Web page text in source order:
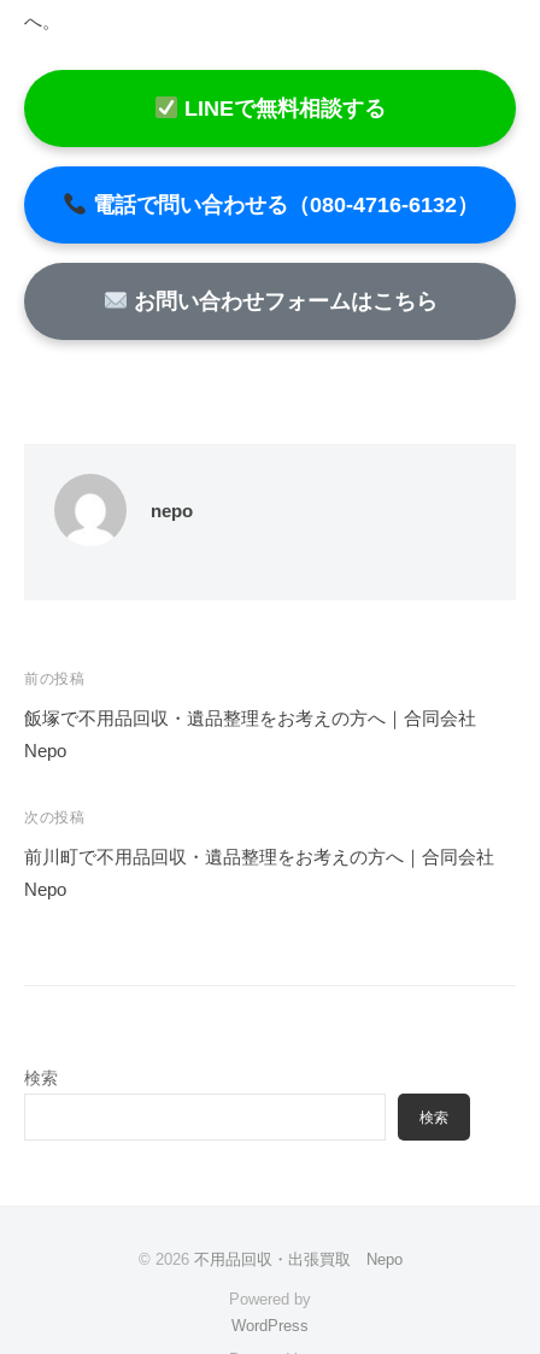
へ。
LINEで無料相談する
電話で問い合わせる（080-4716-6132）
お問い合わせフォームはこちら
nepo
投
稿
ナ
ゲ
ー
シ
前の投稿
飯塚で不用品回収・遺品整理をお考えの方へ｜合同会社
Nepo
次の投稿
前川町で不用品回収・遺品整理をお考えの方へ｜合同会社
Nepo
検索
検索
© 2026 不用品回収・出張買取 Nepo
Powered by
WordPress